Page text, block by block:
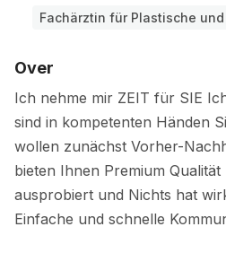
Fachärztin für Plastische
Over
Ich nehme mir ZEIT für SIE
sind in kompetenten Händen
wollen zunächst Vorher-
bieten Ihnen Premium
ausprobiert und Nichts hat
Einfache und schnelle